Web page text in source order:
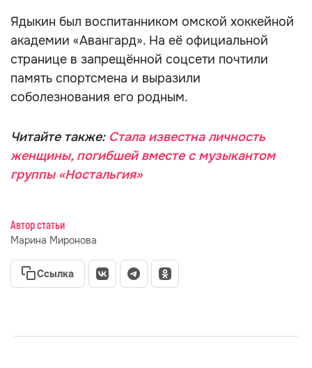
Ядыкин был воспитанником омской хоккейной
академии «Авангард». На её официальной
странице в запрещённой соцсети почтили
память спортсмена и выразили
соболезнования его родным.
Читайте также: Стала известна личность
женщины, погибшей вместе с музыкантом
группы «Ностальгия»
Автор статьи
Марина Миронова
Ссылка